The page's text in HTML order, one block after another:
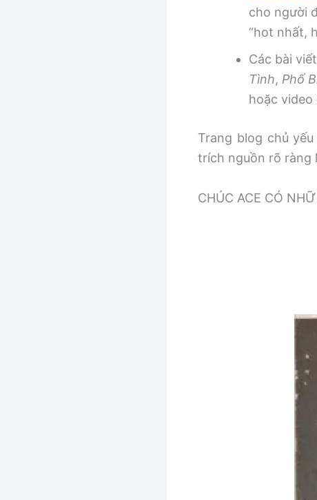
cho người
“hot nhất,
Các bài
Tình, Phố
hoặc video
Trang blog chủ
trích nguồn rõ ràng
CHÚC ACE CÓ